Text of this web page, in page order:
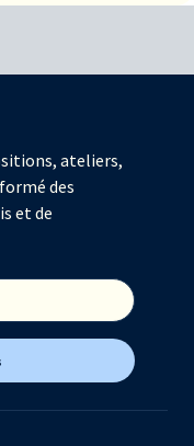
ateliers,
des
et de